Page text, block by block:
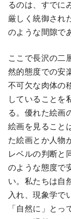
るのは、すでに
厳しく統御され
のような間隙で
ここで長沢の二
然的態度での安
不可欠な肉体の
していることを
る。優れた絵画
絵画を見ること
た絵画とか人物
レベルの判断と
のような態度で
い。私たちは自
入れ、現象学で
「自然に」と